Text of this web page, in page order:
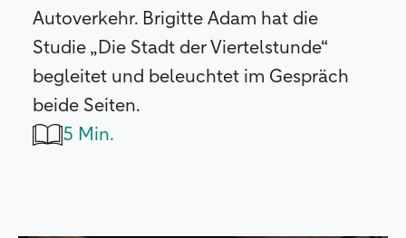
Autoverkehr. Brigitte Adam hat die
Studie „Die Stadt der Viertelstunde“
begleitet und beleuchtet im Gespräch
beide Seiten.
5 Min.